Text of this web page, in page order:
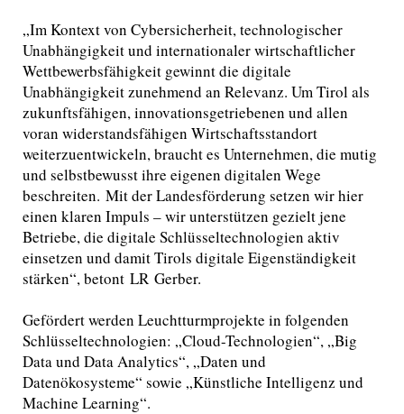
„Im Kontext von Cybersicherheit, technologischer
Unabhängigkeit und internationaler wirtschaftlicher
Wettbewerbsfähigkeit gewinnt die digitale
Unabhängigkeit zunehmend an Relevanz. Um Tirol als
zukunftsfähigen, innovationsgetriebenen und allen
voran widerstandsfähigen Wirtschaftsstandort
weiterzuentwickeln, braucht es Unternehmen, die mutig
und selbstbewusst ihre eigenen digitalen Wege
beschreiten. Mit der Landesförderung setzen wir hier
einen klaren Impuls – wir unterstützen gezielt jene
Betriebe, die digitale Schlüsseltechnologien aktiv
einsetzen und damit Tirols digitale Eigenständigkeit
stärken“, betont LR Gerber.
Gefördert werden Leuchtturmprojekte in folgenden
Schlüsseltechnologien: „Cloud-Technologien“, „Big
Data und Data Analytics“, „Daten und
Datenökosysteme“ sowie „Künstliche Intelligenz und
Machine Learning“.